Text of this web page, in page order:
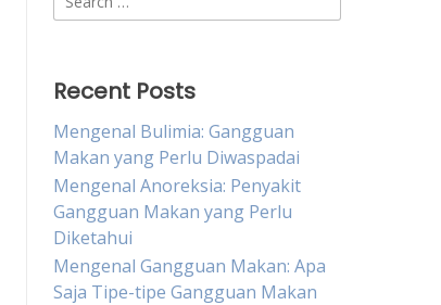
for:
Recent Posts
Mengenal Bulimia: Gangguan
Makan yang Perlu Diwaspadai
Mengenal Anoreksia: Penyakit
Gangguan Makan yang Perlu
Diketahui
Mengenal Gangguan Makan: Apa
Saja Tipe-tipe Gangguan Makan